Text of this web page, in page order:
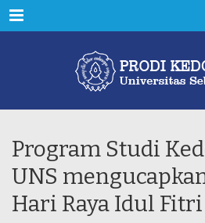
Menu
Program Studi
UNS
Hari Raya Idul Fitri